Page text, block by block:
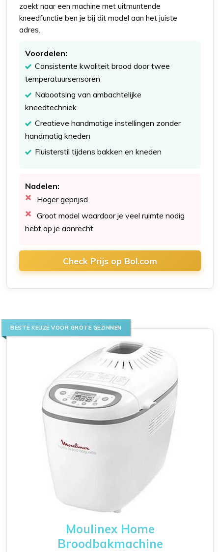
zoekt naar een machine met uitmuntende
kneedfunctie ben je bij dit model aan het juiste
adres.
Voordelen:
Consistente kwaliteit brood door twee
temperatuursensoren
Nabootsing van ambachtelijke
kneedtechniek
Creatieve handmatige instellingen zonder
handmatig kneden
Fluisterstil tijdens bakken en kneden
Nadelen:
Hoger geprijsd
Groot model waardoor je veel ruimte nodig
hebt op je aanrecht
Check Prijs op Bol.com
BESTE KEUZE VOOR GROTE GEZINNEN
Moulinex Home
Broodbakmachine